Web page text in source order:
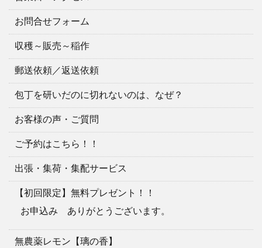
お問合せフォーム
収穫～販売～稲作
郵送依頼／返送依頼
包丁を研いだのに切れないのは、なぜ？
お客様の声・ご質問
ご予約はこちら！！
出張・集荷・集配サービス
【初回限定】無料プレゼント！！
お申込み ありがとうございます。
無農薬レモン【璃の香】